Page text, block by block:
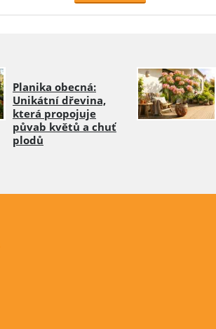
Planika obecná:
Unikátní dřevina,
která propojuje
půvab květů a chuť
plodů